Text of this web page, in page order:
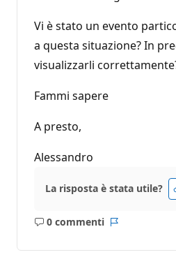
Vi è stato un evento
a questa situazione? In
visualizzarli
Fammi sapere
A presto,
Alessandro
La risposta è stata utile?
0 commenti
Nessun